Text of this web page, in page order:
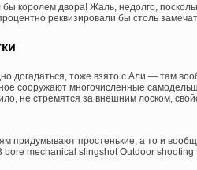
королем двора! Жаль, недолго,
реквизировали бы столь
догадаться, тоже взято с Али — там
сооружают многочисленные
не стремятся за внешним лоском,
придумывают простенькие, а то и
bore mechanical slingshot Outdoor